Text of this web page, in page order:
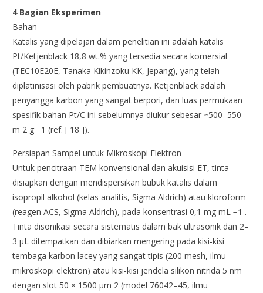
4 Bagian Eksperimen
Bahan
Katalis yang dipelajari dalam penelitian ini adalah katalis
Pt/Ketjenblack 18,8 wt.% yang tersedia secara komersial
(TEC10E20E, Tanaka Kikinzoku KK, Jepang), yang telah
diplatinisasi oleh pabrik pembuatnya. Ketjenblack adalah
penyangga karbon yang sangat berpori, dan luas permukaan
spesifik bahan Pt/C ini sebelumnya diukur sebesar ≈500–550
m 2 g −1 (ref. [ 18 ]).
Persiapan Sampel untuk Mikroskopi Elektron
Untuk pencitraan TEM konvensional dan akuisisi ET, tinta
disiapkan dengan mendispersikan bubuk katalis dalam
isopropil alkohol (kelas analitis, Sigma Aldrich) atau kloroform
(reagen ACS, Sigma Aldrich), pada konsentrasi 0,1 mg mL −1 .
Tinta disonikasi secara sistematis dalam bak ultrasonik dan 2–
3 µL ditempatkan dan dibiarkan mengering pada kisi-kisi
tembaga karbon lacey yang sangat tipis (200 mesh, ilmu
mikroskopi elektron) atau kisi-kisi jendela silikon nitrida 5 nm
dengan slot 50 × 1500 µm 2 (model 76042–45, ilmu